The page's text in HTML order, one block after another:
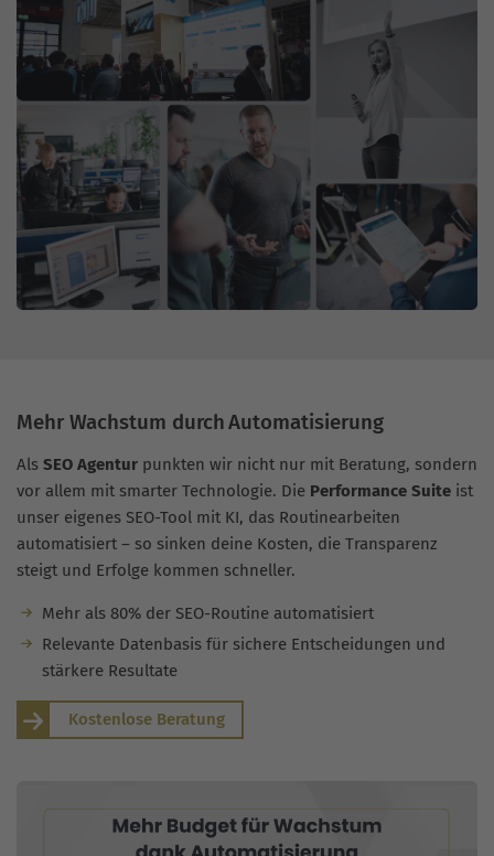
Mehr Wachstum durch Automatisierung
Als SEO Agentur punkten wir nicht nur mit Beratung, sondern
vor allem mit smarter Technologie. Die Performance Suite ist
unser eigenes SEO-Tool mit KI, das Routinearbeiten
automatisiert – so sinken deine Kosten, die Transparenz
steigt und Erfolge kommen schneller.
Mehr als 80% der SEO-Routine automatisiert
Relevante Datenbasis für sichere Entscheidungen und
stärkere Resultate
Kostenlose Beratung